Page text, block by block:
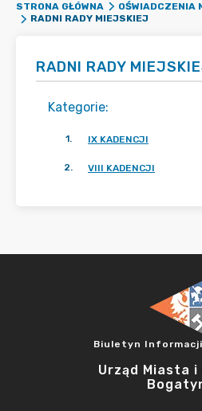
STRONA GŁÓWNA
OŚWIADCZENIA
RADNI RADY MIEJSKIEJ
RADNI RADY
Kategorie:
1. IX KADENCJI
2. VIII KADENCJI
Biuletyn
Urząd Miasta i